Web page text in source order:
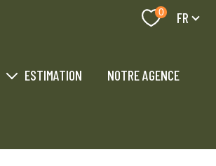
0 FR
ESTIMATION NOTRE AGENCE